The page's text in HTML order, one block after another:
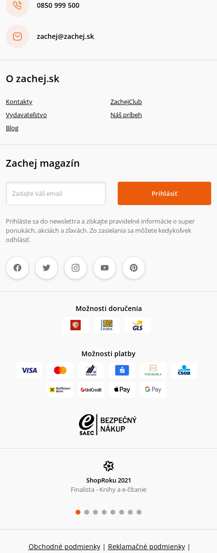
0850 999 500
zachej@zachej.sk
O zachej.sk
Kontakty
ZachejClub
Vydavateľstvo
Náš príbeh
Blog
Zachej magazín
Prihlásiť
Prihláste sa do newslettra a získajte pravidelné informácie o super
ponukách, akciách a zľavách. Zo zasielania sa môžete kedykoľvek
odhlásiť.
Možnosti doručenia
Možnosti platby
ShopRoku 2021
Finalista - Knihy a e-čítanie
Obchodné podmienky | Reklamačné podmienky |